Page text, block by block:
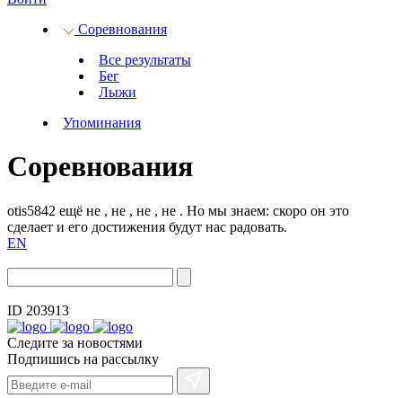
Соревнования
Все результаты
Бег
Лыжи
Упоминания
Соревнования
otis5842 ещё не , не , не , не . Но мы знаем: скоро он это
сделает и его достижения будут нас радовать.
EN
ID 203913
Следите за новостями
Подпишись на рассылку